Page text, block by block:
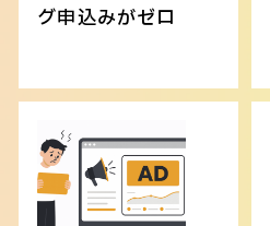
グ申込みがゼロ